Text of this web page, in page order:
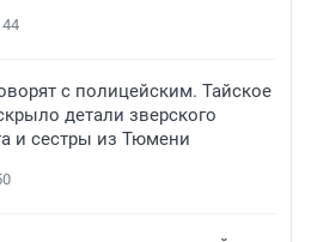
с полицейским. Тайское
детали зверского
и сестры из Тюмени